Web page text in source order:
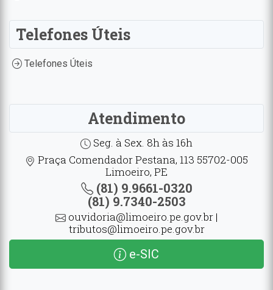
Telefones Úteis
Telefones Úteis
Atendimento
Seg. à Sex. 8h às 16h
Praça Comendador Pestana, 113 55702-005
Limoeiro, PE
(81) 9.9661-0320
(81) 9.7340-2503
ouvidoria@limoeiro.pe.gov.br |
tributos@limoeiro.pe.gov.br
e-SIC